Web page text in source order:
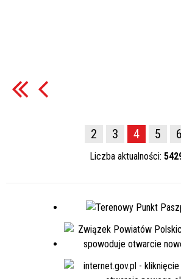
2 3 4 5 6
Liczba aktualności: